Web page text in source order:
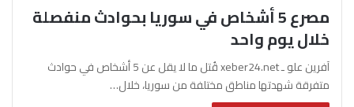
مصرع 5 أشخاص في سوريا بحوادث منفصلة
خلال يوم واحد
آفرين علو ـ xeber24.net قُتل ما لا يقل عن 5 أشخاص في حوادث
متفرقة شهدتها مناطق مختلفة من سوريا، خلال…